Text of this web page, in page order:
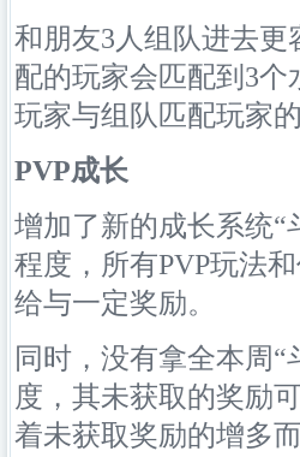
和朋友3人组队进去
配的玩家会匹配到3
玩家与组队匹配玩家的
PVP成长
增加了新的成长系统“
程度，所有PVP玩法
给与一定奖励。
同时，没有拿全本周
度，其未获取的奖励
着未获取奖励的增多